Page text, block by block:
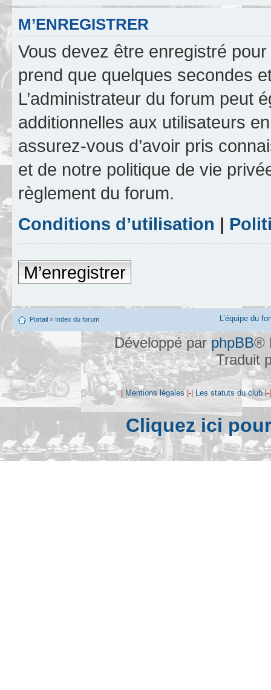
M’ENREGISTRER
Vous devez être enregistré
prend que quelques secondes
L’administrateur du forum peut
additionnelles aux utilisateurs
assurez-vous d’avoir pris
et de notre politique de vie
règlement du forum.
Conditions d’utilisation |
M’enregistrer
Portail » Index du forum L’équipe du
Développé parphpBB®
Traduit
| Mentions légales |-| Les statuts du club
Cliquez ici